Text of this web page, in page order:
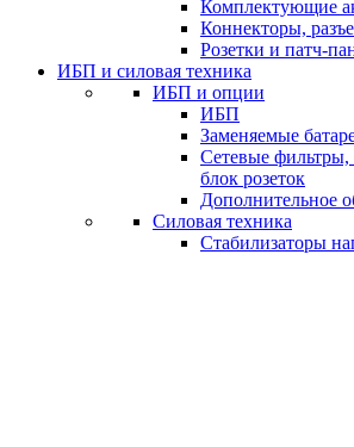
Комплектующие
Коннекторы,
Розетки и патч-
ИБП и силовая техника
ИБП и опции
ИБП
Заменяемые
Сетевые фильтры,
блок розеток
Дополнительное
Силовая техника
Стабилизаторы